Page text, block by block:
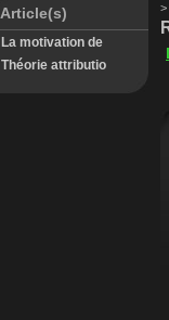
Article(s)
La motivation de
Théorie attributio
>